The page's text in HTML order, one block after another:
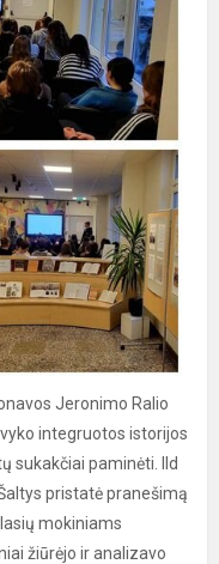
Jeronimo Ralio
integruotos istorijos
sukakčiai paminėti. IId
pristatė pranešimą
mokiniams
žiūrėjo ir analizavo